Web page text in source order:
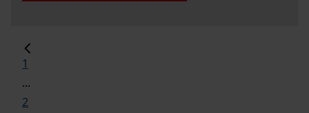
1
...
2